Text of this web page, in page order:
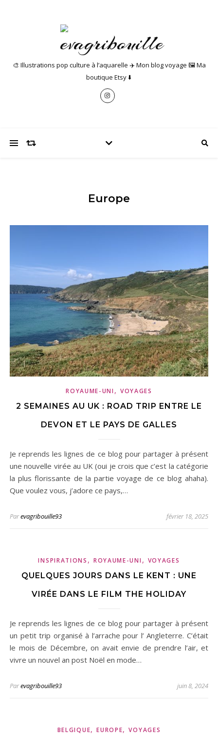
🎨 Illustrations pop culture à l’aquarelle ✈️ Mon blog voyage 🖼️ Ma
boutique Etsy ⬇️
Europe
ROYAUME-UNI, VOYAGES
2 SEMAINES AU UK : ROAD TRIP ENTRE LE
DEVON ET LE PAYS DE GALLES
Je reprends les lignes de ce blog pour partager à présent
une nouvelle virée au UK (oui je crois que c’est la catégorie
la plus florissante de la partie voyage de ce blog ahaha).
Que voulez vous, j’adore ce pays,…
Parevagribouille93 février 18, 2025
INSPIRATIONS , ROYAUME-UNI, VOYAGES
QUELQUES JOURS DANS LE KENT : UNE
VIRÉE DANS LE FILM THE HOLIDAY
Je reprends les lignes de ce blog pour partager à présent
un petit trip organisé à l’arrache pour l’ Angleterre. C’était
le mois de Décembre, on avait envie de prendre l’air, et
vivre un nouvel an post Noël en mode…
Parevagribouille93 juin 8, 2024
BELGIQUE,EUROPE,VOYAGES